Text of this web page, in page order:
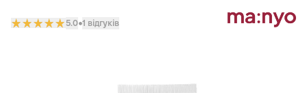
5.0𒊹1 відгуків